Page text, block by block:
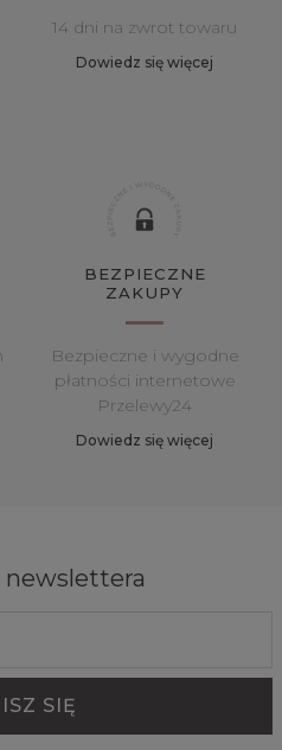
14 dni na zwrot towaru
Dowiedz się więcej
BEZPIECZNE
ZAKUPY
Bezpieczne i wygodne
płatności internetowe
Przelewy24
Dowiedz się więcej
newslettera